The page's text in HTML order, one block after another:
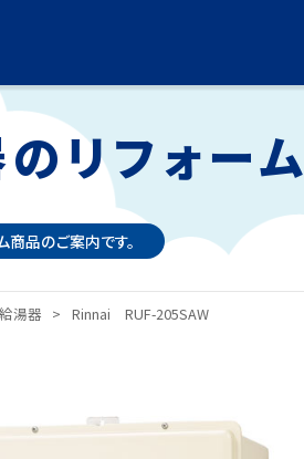
リフォーム
商品のご案内です。
給湯器 > Rinnai RUF-205SAW